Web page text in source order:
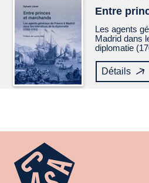
Entre
Les agents
Madrid dans
diplomatie
Détails